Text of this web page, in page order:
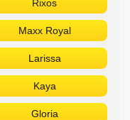
Rixos
Maxx Royal
Larissa
Kaya
Gloria